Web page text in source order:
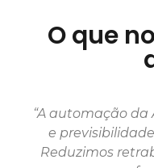
O que
“A automação
e
Reduzimos